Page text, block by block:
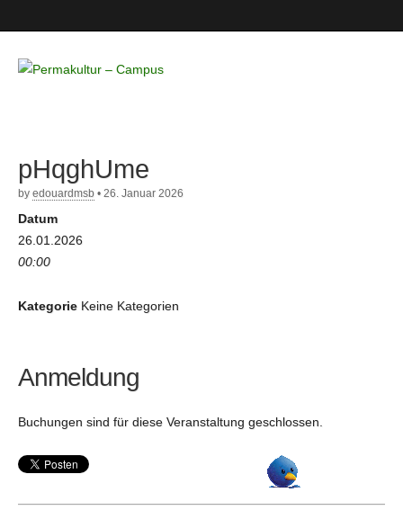
– Campus
pHqghUme
by edouardmsb • 26. Januar 2026
Datum
26.01.2026
00:00
Kategorie Keine Kategorien
Anmeldung
Buchungen sind für diese Veranstaltung geschlossen.